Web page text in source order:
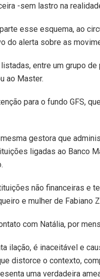
-sem lastro na
esse esquema, ao
do alerta sobre as
entre um grupo
ao Master.
para o fundo GFS,
gestora que
ligadas ao Banco
não financeiras e
e mulher de Fabiano
com Natália, por
ilação, é inaceitável e
distorce o contexto,
uma verdadeira